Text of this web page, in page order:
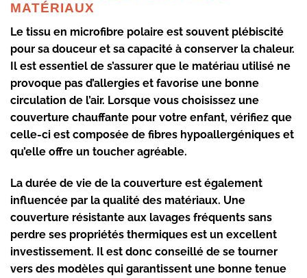
MATÉRIAUX
Le tissu en microfibre polaire est souvent plébiscité
pour sa douceur et sa capacité à conserver la chaleur.
Il est essentiel de s’assurer que le matériau utilisé ne
provoque pas d’allergies et favorise une bonne
circulation de l’air. Lorsque vous choisissez une
couverture chauffante pour votre enfant, vérifiez que
celle-ci est composée de fibres hypoallergéniques et
qu’elle offre un toucher agréable.
La durée de vie de la couverture est également
influencée par la qualité des matériaux. Une
couverture résistante aux lavages fréquents sans
perdre ses propriétés thermiques est un excellent
investissement. Il est donc conseillé de se tourner
vers des modèles qui garantissent une bonne tenue